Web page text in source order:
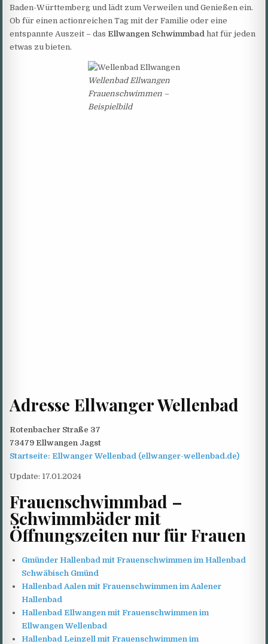
Baden-Württemberg und lädt zum Verweilen und Genießen ein.
Ob für einen actionreichen Tag mit der Familie oder eine
entspannte Auszeit – dasEllwangen Schwimmbad hat für jeden
etwas zu bieten.
Wellenbad Ellwangen
Frauenschwimmen –
Beispielbild
Adresse Ellwanger Wellenbad
Rotenbacher Straße 37
73479 Ellwangen Jagst
Startseite: Ellwanger Wellenbad (ellwanger-wellenbad.de)
Update: 17.01.2024
Frauenschwimmbad –
Schwimmbäder mit
Öffnungszeiten nur für Frauen
Gmünder Hallenbad mit Frauenschwimmen im Hallenbad
Schwäbisch Gmünd
Hallenbad Aalen mit Frauenschwimmen im Aalener
Hallenbad
Hallenbad Ellwangen mit Frauenschwimmen im
Ellwangen Wellenbad
Hallenbad Leinzell mit Frauenschwimmen im